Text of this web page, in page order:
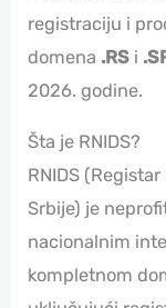
registraciju i
domena .RS i
2026. godine.
Šta je RNIDS?
RNIDS
Srbije) je
nacionalnim
kompletnom